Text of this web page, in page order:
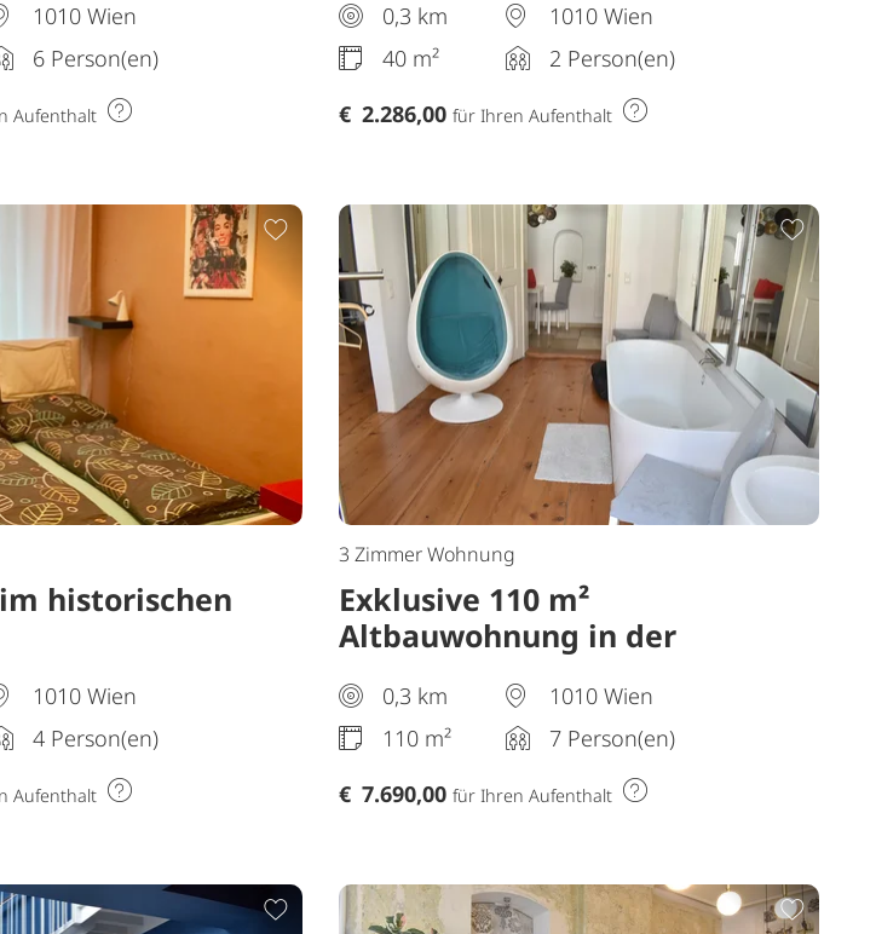
1010 Wien
6 Person(en)
Aufenthalt
0,3 km
1010 Wien
40 m²
2 Person(en)
€ 2.286,00 für Ihren Aufenthalt
Zur Merkliste hinzufügen
historischen
1010 Wien
4 Person(en)
Aufenthalt
Zur
3 Zimmer Wohnung
Exklusive 110 m²
Altbauwohnung in der
Wiener Innenstadt
0,3 km
1010 Wien
110 m²
7 Person(en)
€ 7.690,00 für Ihren Aufenthalt
Zur Merkliste hinzufügen Zur